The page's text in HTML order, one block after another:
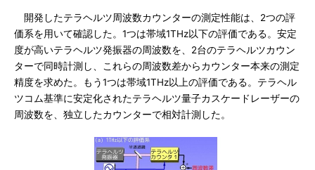
開発したテラヘルツ周波数カウンターの測定性能は、2つの評
価系を用いて確認した。1つは帯域1THz以下の評価である。安定
度が高いテラヘルツ発振器の周波数を、2台のテラヘルツカウン
ターで同時計測し、これらの周波数差からカウンター本来の測定
精度を求めた。もう1つは帯域1THz以上の評価である。テラヘル
ツコム基準に安定化されたテラヘルツ量子カスケードレーザーの
周波数を、独立したカウンターで相対計測した。